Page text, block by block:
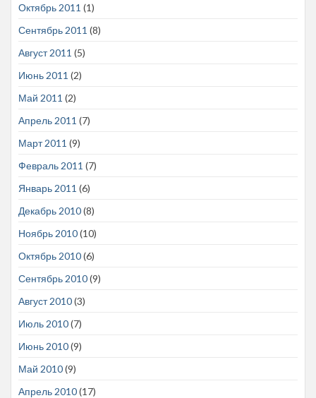
Октябрь 2011 (1)
Сентябрь 2011 (8)
Август 2011 (5)
Июнь 2011 (2)
Май 2011 (2)
Апрель 2011 (7)
Март 2011 (9)
Февраль 2011 (7)
Январь 2011 (6)
Декабрь 2010(8)
Ноябрь 2010(10)
Октябрь 2010(6)
Сентябрь 2010(9)
Август 2010(3)
Июль 2010(7)
Июнь 2010(9)
Май 2010(9)
Апрель 2010(17)